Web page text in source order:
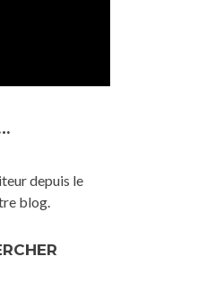
depuis le
blog.